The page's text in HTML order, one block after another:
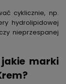
cyklicznie, np.
hydrolipidowej
nieprzespanej
marki